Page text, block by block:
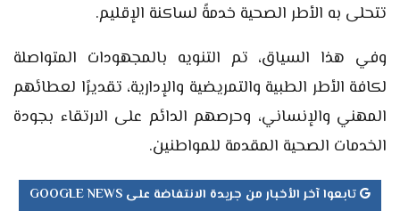
تتحلى به الأطر الصحية خدمةً لساكنة الإقليم.
وفي هذا السياق، تم التنويه بالمجهودات المتواصلة
لكافة الأطر الطبية والتمريضية والإدارية، تقديرًا لعطائهم
المهني والإنساني، وحرصهم الدائم على الارتقاء بجودة
الخدمات الصحية المقدمة للمواطنين.
تابعوا آخر الأخبار من جريدة الانتفاضة على GOOGLE NEWS